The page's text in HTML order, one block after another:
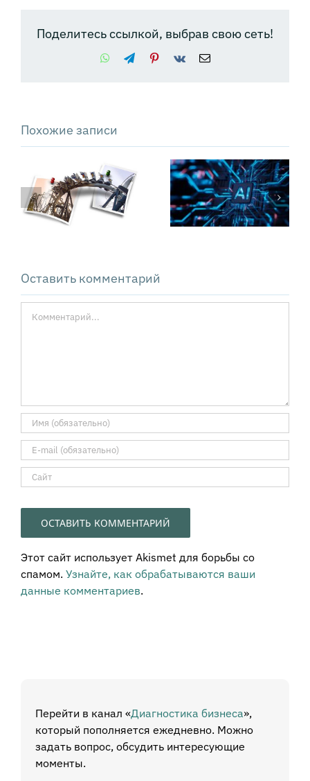
Поделитесь ссылкой, выбрав свою сеть!
WhatsApp
TelegramPinterest
Vk Email
Похожие записи
Почему
внедрение ИИ
не
«Свободные
деньги»
Сильвио
Оставить комментарий
Этот сайт использует Akismet для борьбы со
спамом. Узнайте, как обрабатываются ваши
данные комментариев.
Перейти в канал «Диагностика бизнеса»,
который пополняется ежедневно. Можно
задать вопрос, обсудить интересующие
моменты.